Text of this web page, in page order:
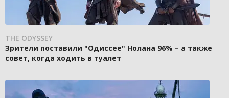
THE ODYSSEY
Зрители поставили "Одиссее" Нолана 96% – а также
совет, когда ходить в туалет